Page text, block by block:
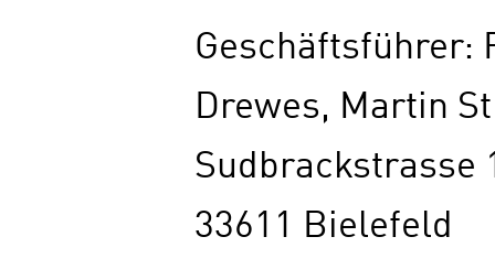
Geschäftsführer:
Drewes, Martin
Sudbrackstrasse
33611 Bielefeld